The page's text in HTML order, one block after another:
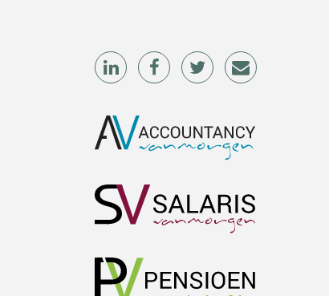
Tim van Wordragen